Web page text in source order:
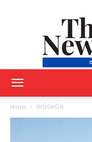
Home લાઉડમાઉથ